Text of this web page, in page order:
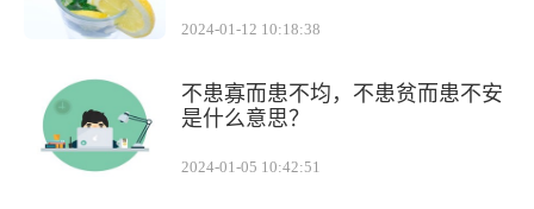
2024-01-12 10:18:38
不患寡而患不均，不患贫而患不安
是什么意思？
2024-01-05 10:42:51